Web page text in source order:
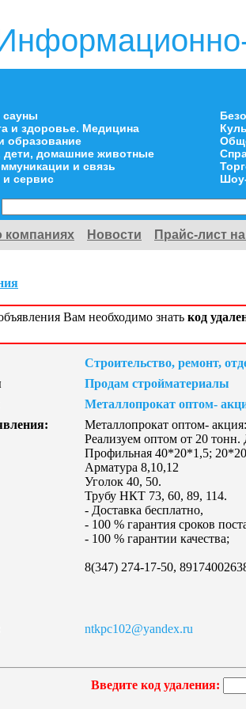
сауны
и здоровье. Медицина
образование
дети, домашние животные
и связь
и сервис
Новости Прайс-лист
Вам необходимо знать код
Строительство, ремонт,
Продам стройматериалы
Металлопрокат оптом-
Металлопрокат оптом-
Реализуем оптом от 20
Профильная 40*20*1,5;
Арматура 8,10,12
Уголок 40, 50.
Трубу НКТ 73, 60, 89, 114.
- Доставка бесплатно,
- 100 % гарантия сроков
- 100 % гарантии качества;
8(347) 274-17-50,
ntkpc102@yandex.ru
Введите код удаления: